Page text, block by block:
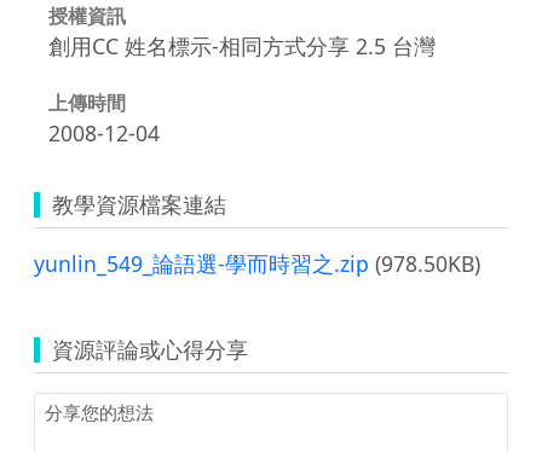
授權資訊
創用CC 姓名標示-相同方式分享 2.5 台灣
上傳時間
2008-12-04
教學資源檔案連結
yunlin_549_論語選-學而時習之.zip (978.50KB)
資源評論或心得分享